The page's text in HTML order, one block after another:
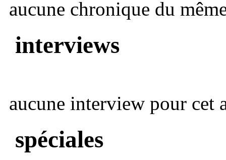
aucune chronique du
interviews
aucune interview pour cet
spéciales